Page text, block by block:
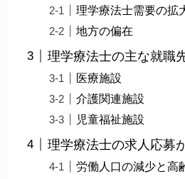
理学療法士需要の拡
地方の偏在
理学療法士の主な就職
医療施設
介護関連施設
児童福祉施設
理学療法士の求人応募
労働人口の減少と高